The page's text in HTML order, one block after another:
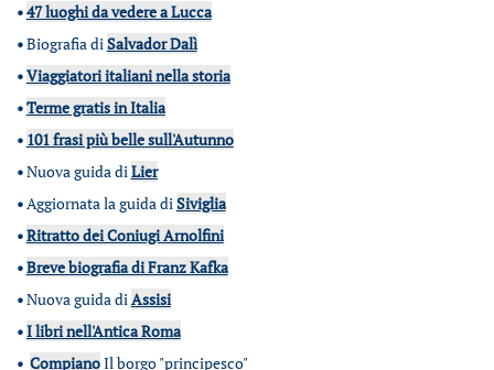
•47 luoghi da vedere a Lucca
•Biografia diSalvador Dalì
•Viaggiatori italiani nella storia
•Terme gratis in Italia
• 101 frasi più belle sull'Autunno
•Nuova guida diLier
•Aggiornata la guida diSiviglia
•Ritratto dei Coniugi Arnolfini
•Breve biografia di Franz Kafka
•Nuova guida diAssisi
•I libri nell'Antica Roma
• CompianoIl borgo "principesco"